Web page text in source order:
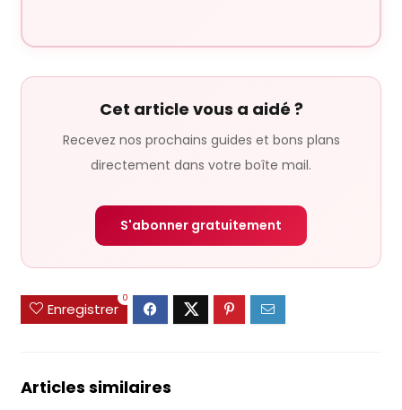
Cet article vous a aidé ?
Recevez nos prochains guides et bons plans
directement dans votre boîte mail.
S'abonner gratuitement
Enregistrer
0
Articles similaires